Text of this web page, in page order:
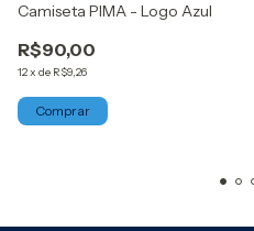
Camiseta PIMA - Logo Azul
R$90,00
12x de R$9,26
Comprar